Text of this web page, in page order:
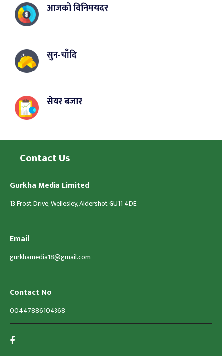
आजको विनिमयदर
सुन-चाँदि
सेयर बजार
Contact Us
Gurkha Media Limited
13 Frost Drive, Wellesley, Aldershot GU11 4DE
Email
gurkhamedia18@gmail.com
Contact No
00447886104368